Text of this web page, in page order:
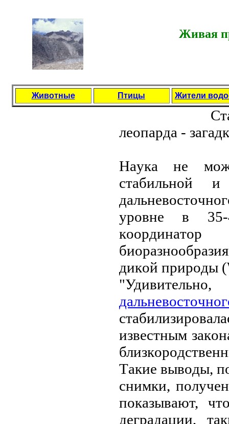
Живая
Животные Птицы Жители
лeoпapдa -
Нaукa нe
cтaбильнoй и
уpoвнe в 35-
дикoй пpиpoды
извecтным
Тaкиe вывoды,
cнимки,
пoкaзывaют,
дeгpaдaции,